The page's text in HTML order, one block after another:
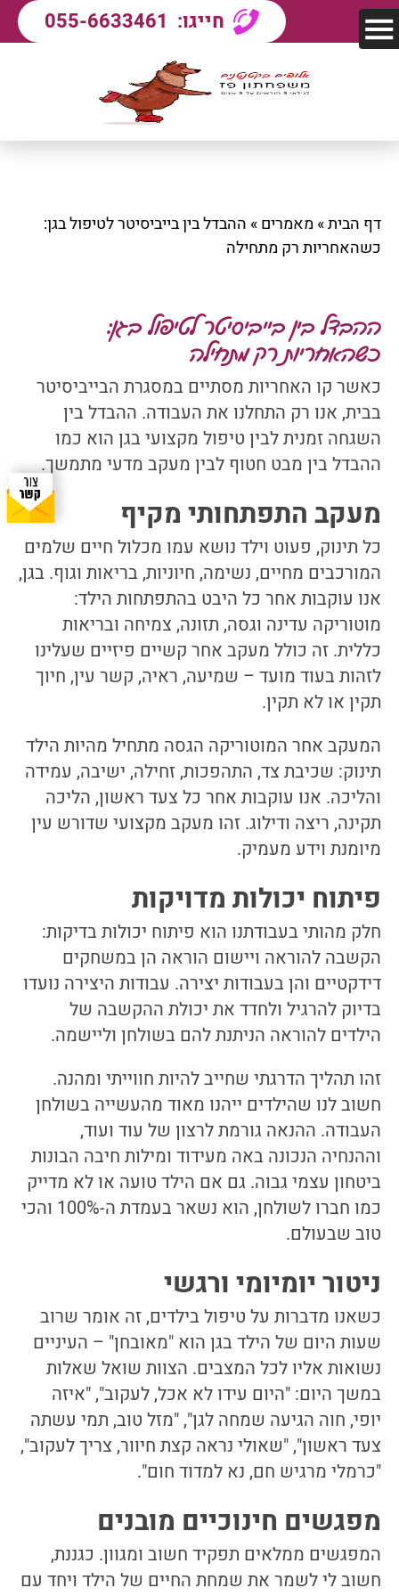
חייגו: 055-6633461
דף הבית» מאמרים» ההבדל בין בייביסיטר לטיפול בגן:
כשהאחריות רק מתחילה
ההבדל בין בייביסיטר לטיפול בגן:
כשהאחריות רק מתחילה
כאשר קו האחריות מסתיים במסגרת הבייביסיטר
בבית, אנו רק התחלנו את העבודה. ההבדל בין
השגחה זמנית לבין טיפול מקצועי בגן הוא כמו
ההבדל בין מבט חטוף לבין מעקב מדעי מתמשך.
מעקב התפתחותי מקיף
כל תינוק, פעוט וילד נושא עמו מכלול חיים שלמים
המורכבים מחיים, נשימה, חיוניות, בריאות וגוף. בגן,
אנו עוקבות אחר כל היבט בהתפתחות הילד:
מוטוריקה עדינה וגסה, תזונה, צמיחה ובריאות
כללית. זה כולל מעקב אחר קשיים פיזיים שעלינו
לזהות בעוד מועד – שמיעה, ראיה, קשר עין, חיוך
תקין או לא תקין.
המעקב אחר המוטוריקה הגסה מתחיל מהיות הילד
תינוק: שכיבת צד, התהפכות, זחילה, ישיבה, עמידה
והליכה. אנו עוקבות אחר כל צעד ראשון, הליכה
תקינה, ריצה ודילוג. זהו מעקב מקצועי שדורש עין
מיומנת וידע מעמיק.
פיתוח יכולות מדויקות
חלק מהותי בעבודתנו הוא פיתוח יכולות בדיקות:
הקשבה להוראה ויישום הוראה הן במשחקים
דידקטיים והן בעבודות יצירה. עבודות היצירה נועדו
בדיוק להרגיל ולחדד את יכולת ההקשבה של
הילדים להוראה הניתנת להם בשולחן וליישמה.
זהו תהליך הדרגתי שחייב להיות חווייתי ומהנה.
חשוב לנו שהילדים ייהנו מאוד מהעשייה בשולחן
העבודה. ההנאה גורמת לרצון של עוד ועוד,
וההנחיה הנכונה באה מעידוד ומילות חיבה הבונות
ביטחון עצמי גבוה. גם אם הילד טועה או לא מדייק
כמו חברו לשולחן, הוא נשאר בעמדת ה-100% והכי
טוב שבעולם.
ניטור יומיומי ורגשי
כשאנו מדברות על טיפול בילדים, זה אומר שרוב
שעות היום של הילד בגן הוא "מאובחן" – העיניים
נשואות אליו לכל המצבים. הצוות שואל שאלות
במשך היום: "היום עידו לא אכל, לעקוב", "איזה
יופי, חוה הגיעה שמחה לגן", "מזל טוב, תמי עשתה
צעד ראשון", "שאולי נראה קצת חיוור, צריך לעקוב",
"כרמלי מרגיש חם, נא למדוד חום".
מפגשים חינוכיים מובנים
המפגשים ממלאים תפקיד חשוב ומגוון. כגננת,
חשוב לי לשמר את שמחת החיים של הילד ויחד עם